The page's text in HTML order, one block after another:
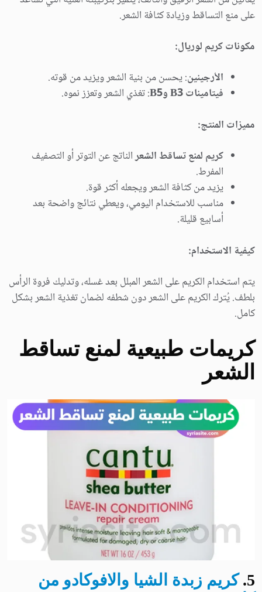
على منع التساقط وزيادة كثافة الشعر.
مكونات كريم لوريال:
الأرجينين: يحسن من بنية الشعر ويزيد من قوته.
فيتامينات B3 وB5
: تغذي الشعر وتعزز نموه.
مميزات المنتج:
كريم لمنع تساقط الشعرالناتج عن التوتر أو التصفيف
المفرط.
يزيد من كثافة الشعر ويجعله أكثر قوة.
مناسب للاستخدام اليومي، ويعطي نتائج واضحة بعد
أسابيع قليلة.
كيفية الاستخدام:
يتم استخدام الكريم على الشعر المبلل بعد غسله، وتدليك فروة الرأس
بلطف. يُترك الكريم على الشعر دون شطفه لضمان تغذية الشعر بشكل
كامل.
كريمات طبيعية لمنع تساقط
الشعر
5
.كريم زبدة الشيا والافوكادو من